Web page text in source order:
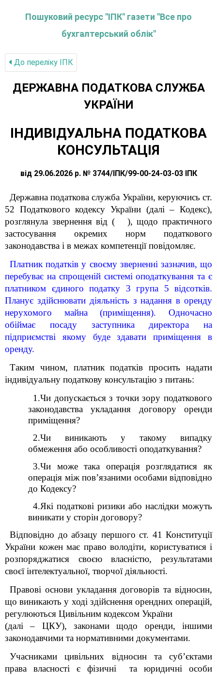
Пошуковий ресурс "ІПК" газети "Все про
бухгалтерський облік"
До переліку IПК
ДЕРЖАВНА ПОДАТКОВА СЛУЖБА
УКРАЇНИ
ІНДИВІДУАЛЬНА ПОДАТКОВА
КОНСУЛЬТАЦІЯ
від 29.06.2026 р. № 3744/ІПК/99-00-24-03-03 ІПК
Державнаподаткова служба України, керуючись ст.
52 Податкового кодексу України (далі – Кодекс),
розглянула звернення від ( ), щодо практичного
застосування окремих норм податкового
законодавства і в межах компетенції повідомляє.
Платник податків у своєму зверненні зазначив, що
перебуває на спрощеній системі оподаткування та є
платником єдиного податку 3 група 5 відсотків.
Планує здійснювати діяльність з надання в оренду
нерухомого майна (приміщення). Одночасно
обіймає посаду заступника директора на
підприємстві якому буде здавати приміщення в
оренду.
Таким чином, платник податків просить надати
індивідуальну податкову консультацію з питань:
1 .Чи допускається з точки зору податкового
законодавства укладання договору оренди
приміщення?
2.Чи виникають у такому випадку
обмеження або особливості оподаткування?
3.Чи може така операція розглядатися як
операція між пов’язаними особами відповідно
до Кодексу?
4.Які податкові ризики або наслідки можуть
виникати у сторін договору?
Відповідно до абзацу першого ст. 41 Конституції
України кожен має право володіти, користуватися і
розпоряджатися своєю власністю, результатами
своєї інтелектуальної, творчої діяльності.
Правові основи укладання договорів та відносин,
що виникають у ході здійснення орендних операцій,
регулюються Цивільним кодексом України
(далі – ЦКУ), законами щодо оренди, іншими
законодавчими та нормативними документами.
Учасниками цивільних відносин та суб’єктами
права власності є фізичні та юридичні особи